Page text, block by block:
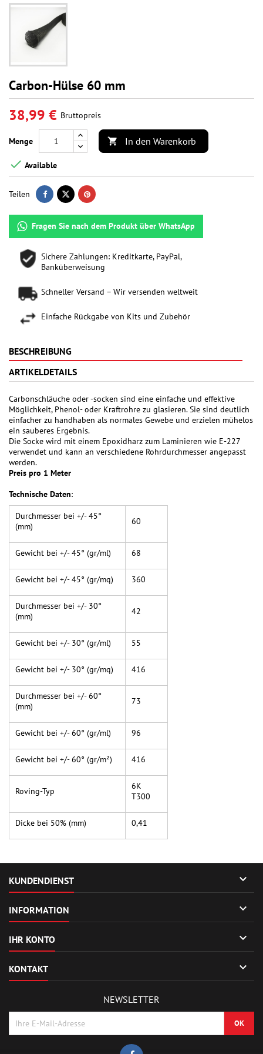
Carbon-Hülse 60 mm
38,99 € Bruttopreis
Menge  In den Warenkorb
 Available
Teilen
Fragen Sie nach dem Produkt über WhatsApp
Sichere Zahlungen: Kreditkarte, PayPal,
Banküberweisung
Schneller Versand – Wir versenden weltweit
Einfache Rückgabe von Kits und Zubehör
BESCHREIBUNG
ARTIKELDETAILS
Carbonschläuche oder -socken sind eine einfache und effektive
Möglichkeit, Phenol- oder Kraftrohre zu glasieren. Sie sind deutlich
einfacher zu handhaben als normales Gewebe und erzielen mühelos
ein sauberes Ergebnis.
Die Socke wird mit einem Epoxidharz zum Laminieren wie E-227
verwendet und kann an verschiedene Rohrdurchmesser angepasst
werden.
Preis pro 1 Meter
Technische Daten:
Durchmesser bei +/- 45°
(mm)
60
Gewicht bei +/- 45° (gr/ml) 68
Gewicht bei +/- 45° (gr/mq) 360
Durchmesser bei +/- 30°
(mm)
42
Gewicht bei +/- 30° (gr/ml) 55
Gewicht bei +/- 30° (gr/mq) 416
Durchmesser bei +/- 60°
(mm)
73
Gewicht bei +/- 60° (gr/ml) 96
Gewicht bei +/- 60° (gr/m²) 416
Roving-Typ
6K
T300
Dicke bei 50% (mm) 0,41
KUNDENDIENST 
INFORMATION 
IHR KONTO 
KONTAKT 
NEWSLETTER